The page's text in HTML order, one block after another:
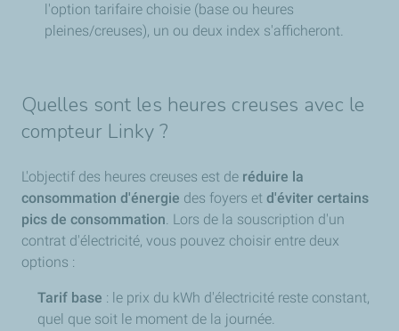
l'option tarifaire choisie (base ou heures
pleines/creuses), un ou deux index s'afficheront.
Quelles sont les heures creuses avec le
compteur Linky ?
L'objectif des heures creuses est de réduire la
consommation d'énergie des foyers et d'éviter certains
pics de consommation. Lors de la souscription d'un
contrat d'électricité, vous pouvez choisir entre deux
options :
Tarif base : le prix du kWh d'électricité reste constant,
quel que soit le moment de la journée.